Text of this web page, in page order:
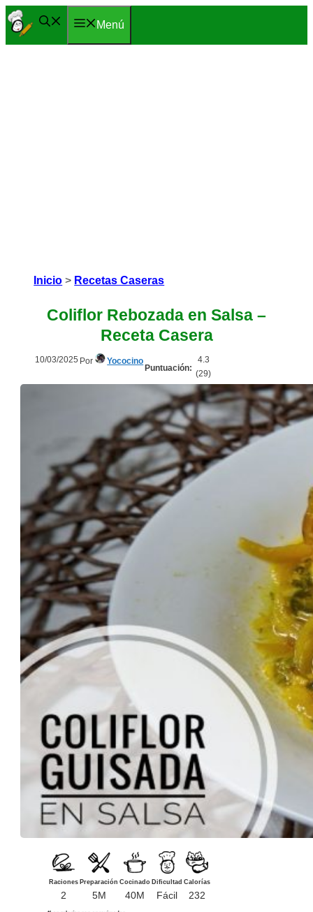
Saltar
al
Menú
Inicio > Recetas Caseras
Coliflor Rebozada en Salsa –
Receta Casera
10/03/2025 Por Yococino
Puntuación:
4.3
(29)
Raciones
2
Preparación
5M
Cocinado
40M
Dificultad
Fácil
Calorías
232